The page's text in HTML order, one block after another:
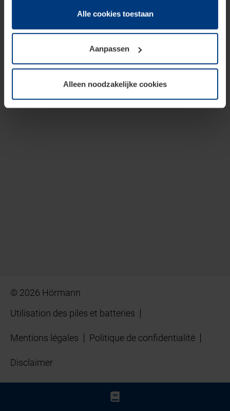
Juridisch hebben wij het recht om cookies op uw
van deze pagina's absoluut vereist is. Voor alle andere
soorten cookies is uw toestemming benodigd. Uw
toestemming kunt u op elk moment bij de uitleg van de
wijzigen of herroepen.
Alle cookies toestaan
Aanpassen
Alleen noodzakelijke cookies
© 2026 Hörmann
Utilisation des piles et batteries
Mentions légales Politique de confidentialité
Disclaimer